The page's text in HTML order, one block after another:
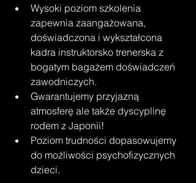
Wysoki poziom szkolenia
zapewnia zaangażowana,
doświadczona i wykształcona
kadra instruktorsko trenerska z
bogatym bagażem doświadczeń
zawodniczych.
Gwarantujemy przyjazną
atmosferę ale także dyscyplinę
rodem z Japonii!
Poziom trudności dopasowujemy
do możliwości psychofizycznych
dzieci.